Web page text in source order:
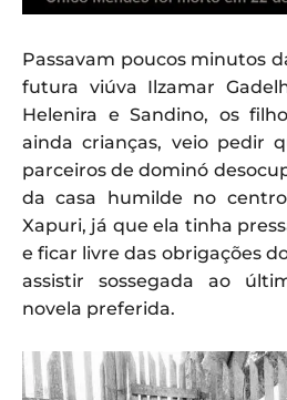
Passavam poucos minutos
futura viúva Ilzamar
Helenira e Sandino, os
ainda crianças, veio pedir
parceiros de dominó
da casa humilde no
Xapuri, já que ela tinha
e ficar livre das obrigações
assistir sossegada ao
novela preferida.